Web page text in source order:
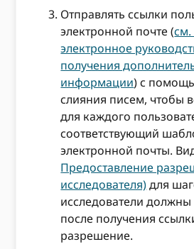
Отправлять ссылки
электронной почте (
электронное
получения
информации) с
слияния писем, чтобы
для каждого
соответствующий
электронной почты.
Предоставление
исследователя)для
исследователи
после получения
разрешение.